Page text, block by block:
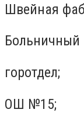
Швейная
Больничный
горотдел;
ОШ №15;